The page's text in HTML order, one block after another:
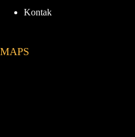
Kontak
MAPS